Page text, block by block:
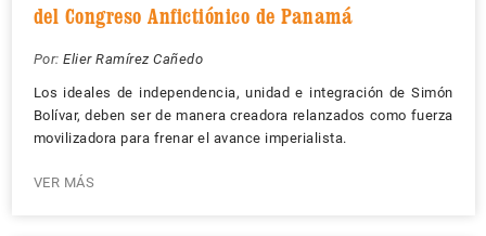
del Congreso Anfictiónico de Panamá
Por: Elier Ramírez Cañedo
Los ideales de independencia, unidad e integración de Simón
Bolívar, deben ser de manera creadora relanzados como fuerza
movilizadora para frenar el avance imperialista.
VER MÁS